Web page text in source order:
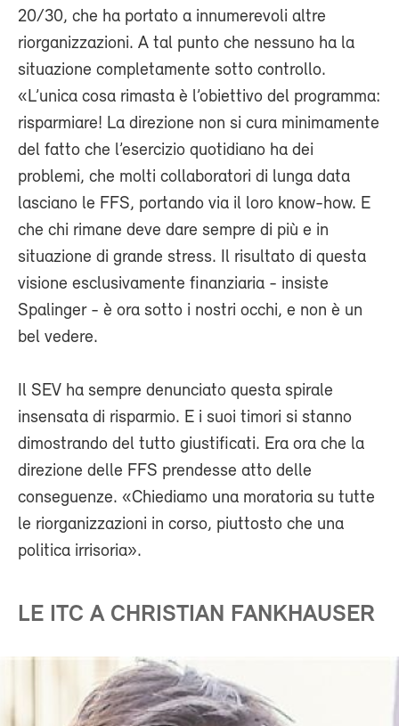
20/30, che ha portato a innumerevoli altre
riorganizzazioni. A tal punto che nessuno ha la
situazione completamente sotto controllo.
«L’unica cosa rimasta è l’obiettivo del programma:
risparmiare! La direzione non si cura minimamente
del fatto che l’esercizio quotidiano ha dei
problemi, che molti collaboratori di lunga data
lasciano le FFS, portando via il loro know-how. E
che chi rimane deve dare sempre di più e in
situazione di grande stress. Il risultato di questa
visione esclusivamente finanziaria - insiste
Spalinger - è ora sotto i nostri occhi, e non è un
bel vedere.
Il SEV ha sempre denunciato questa spirale
insensata di risparmio. E i suoi timori si stanno
dimostrando del tutto giustificati. Era ora che la
direzione delle FFS prendesse atto delle
conseguenze. «Chiediamo una moratoria su tutte
le riorganizzazioni in corso, piuttosto che una
politica irrisoria».
LE ITC A CHRISTIAN FANKHAUSER